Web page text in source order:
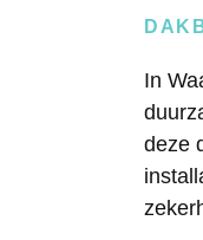
In
deze